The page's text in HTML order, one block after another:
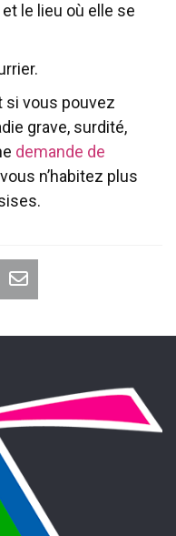
le lieu où elle se
si vous pouvez
grave, surdité,
demande de
n’habitez plus